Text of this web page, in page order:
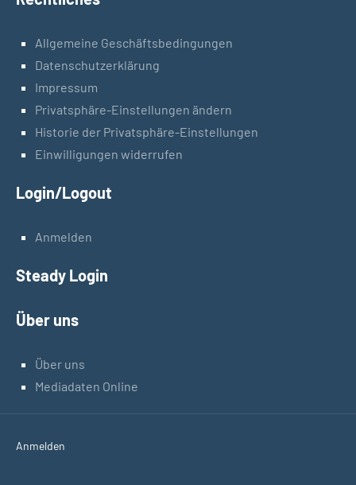
Allgemeine Geschäftsbedingungen
Datenschutzerklärung
Impressum
Privatsphäre-Einstellungen ändern
Historie der Privatsphäre-Einstellungen
Einwilligungen widerrufen
Login/Logout
Anmelden
Steady Login
Über uns
Über uns
Mediadaten Online
Anmelden